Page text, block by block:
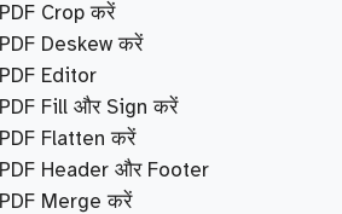
PDF Crop करें
PDF Deskew करें
PDF Editor
PDF Fill और Sign करें
PDF Flatten करें
PDF Header और Footer
PDF Merge करें